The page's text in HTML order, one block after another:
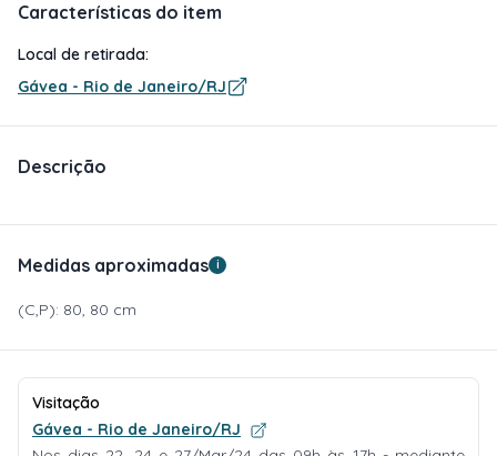
Características do item
Local de retirada:
Gávea - Rio de Janeiro/RJ
Descrição
Medidas aproximadas i
(C,P): 80, 80 cm
Visitação
Gávea - Rio de Janeiro/RJ